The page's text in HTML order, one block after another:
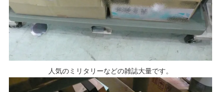
人気のミリタリーなどの雑誌大量です。